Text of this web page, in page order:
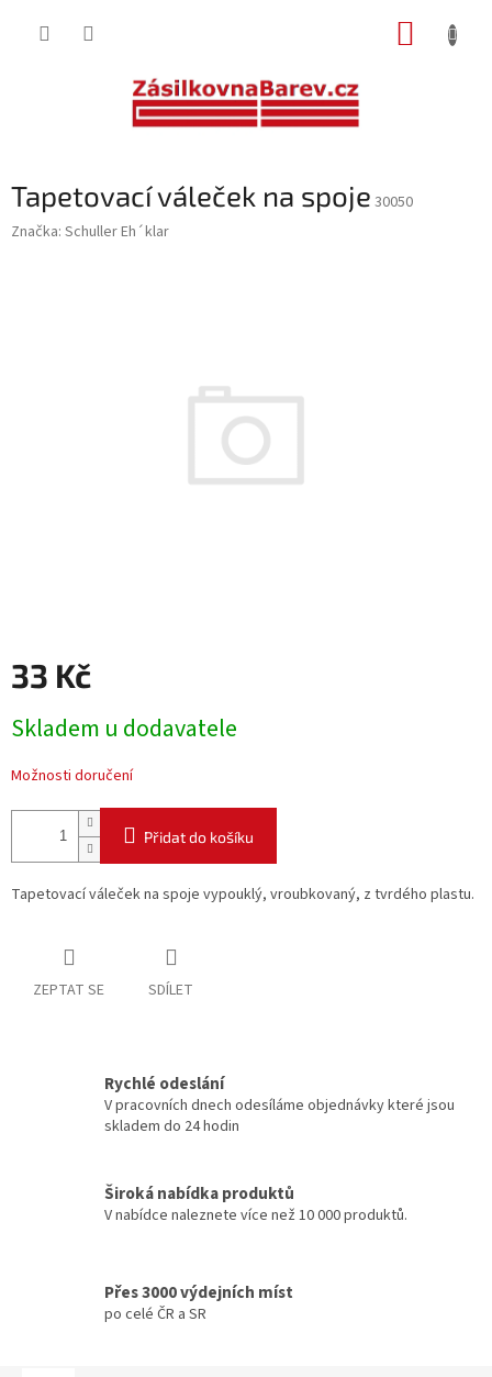
Tapetovací váleček na spoje 30050
Značka: Schuller Eh´klar
33 Kč
cena:
Skladem u dodavatele
Možnosti doručení
Přidat do košíku
Tapetovací váleček na spoje vypouklý, vroubkovaný, z tvrdého plastu.
ZEPTAT SE SDÍLET
Rychlé odeslání
V pracovních dnech odesíláme objednávky které jsou
skladem do 24 hodin
Široká nabídka produktů
V nabídce naleznete více než 10 000 produktů.
Přes 3000 výdejních míst
po celé ČR a SR